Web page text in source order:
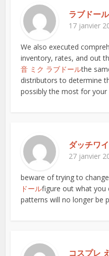
ラブドー
17 janvier
We also executed
inventory, rates, and out
音 ミク ラブドールthe
distributors to determine
possibly the most for your
ダッチワ
27 janvier
beware of trying to
ドールfigure out what you
patterns will no longer be
コスプレ